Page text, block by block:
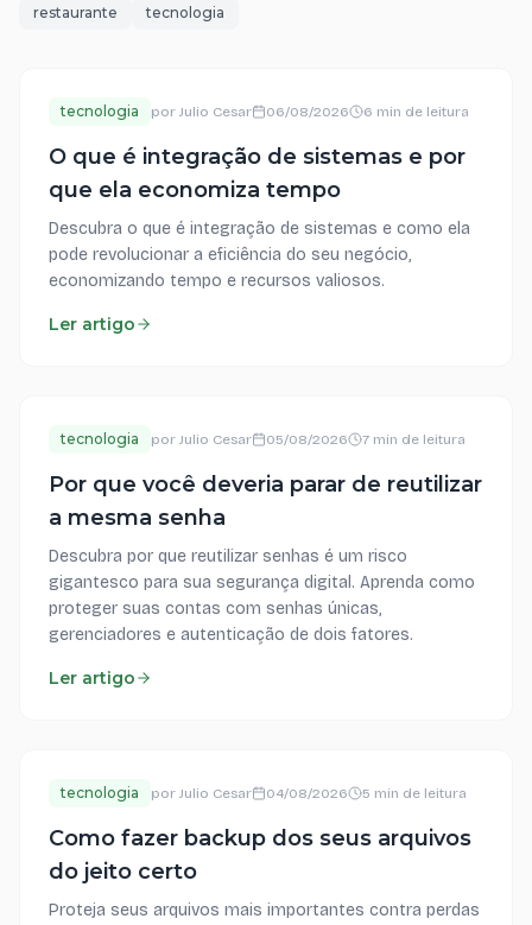
restaurante
tecnologia
tecnologia por Julio Cesar 06/08/2026 6 min de leitura
O que é integração de sistemas e por
que ela economiza tempo
Descubra o que é integração de sistemas e como ela
pode revolucionar a eficiência do seu negócio,
economizando tempo e recursos valiosos.
Ler artigo
tecnologia por Julio Cesar 05/08/2026 7 min de leitura
Por que você deveria parar de reutilizar
a mesma senha
Descubra por que reutilizar senhas é um risco
gigantesco para sua segurança digital. Aprenda como
proteger suas contas com senhas únicas,
gerenciadores e autenticação de dois fatores.
Ler artigo
tecnologia por Julio Cesar 04/08/2026 5 min de leitura
Como fazer backup dos seus arquivos
do jeito certo
Proteja seus arquivos mais importantes contra perdas